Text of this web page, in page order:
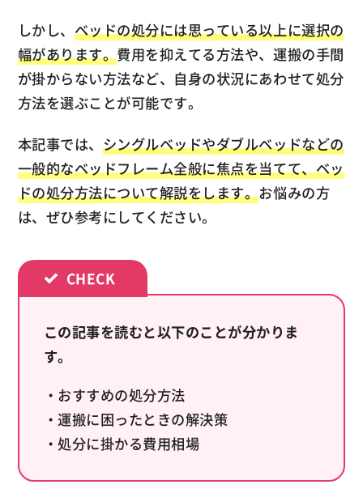
しかし、 ベッドの処分には思っている以上に選択の
幅があります。費用を抑えてる方法や、運搬の手間
が掛からない方法など、自身の状況にあわせて処分
方法を選ぶことが可能です。
本記事では、 シングルベッドやダブルベッドなどの
一般的なベッドフレーム全般に焦点を当てて、ベッ
ドの処分方法について解説をします。お悩みの方
は、ぜひ参考にしてください。
この記事を読むと以下のことが分かりま
す。
・おすすめの処分方法
・運搬に困ったときの解決策
・処分に掛かる費用相場